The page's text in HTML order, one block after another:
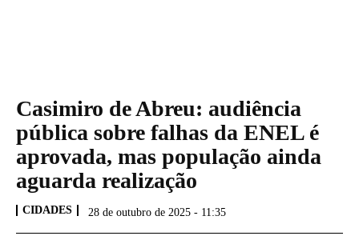
Casimiro de Abreu: audiência
pública sobre falhas da ENEL é
aprovada, mas população ainda
aguarda realização
CIDADES 28 de outubro de 2025 - 11:35